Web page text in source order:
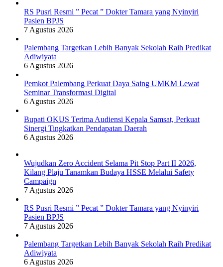
RS Pusri Resmi ” Pecat ” Dokter Tamara yang Nyinyiri
Pasien BPJS
7 Agustus 2026
Palembang Targetkan Lebih Banyak Sekolah Raih Predikat
Adiwiyata
6 Agustus 2026
Pemkot Palembang Perkuat Daya Saing UMKM Lewat
Seminar Transformasi Digital
6 Agustus 2026
Bupati OKUS Terima Audiensi Kepala Samsat, Perkuat
Sinergi Tingkatkan Pendapatan Daerah
6 Agustus 2026
Wujudkan Zero Accident Selama Pit Stop Part II 2026,
Kilang Plaju Tanamkan Budaya HSSE Melalui Safety
Campaign
7 Agustus 2026
RS Pusri Resmi ” Pecat ” Dokter Tamara yang Nyinyiri
Pasien BPJS
7 Agustus 2026
Palembang Targetkan Lebih Banyak Sekolah Raih Predikat
Adiwiyata
6 Agustus 2026